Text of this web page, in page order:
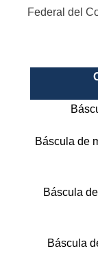
Federal del
Báscula de
Báscula
Báscula